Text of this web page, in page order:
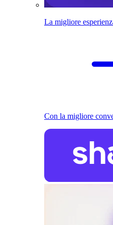
La migliore
Con la migliore